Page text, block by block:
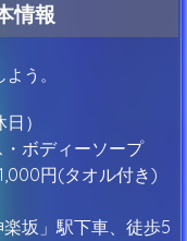
情報
う。
）
ボディーソープ
円(タオル付き)
坂」駅下車、徒歩5